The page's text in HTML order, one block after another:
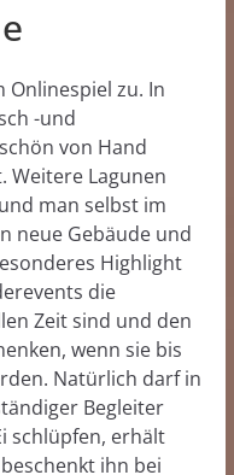
Onlinespiel zu. In
-und
von Hand
Weitere Lagunen
man selbst im
neue Gebäude und
Highlight
die
Zeit sind und den
wenn sie bis
Natürlich darf in
Begleiter
schlüpfen, erhält
ihn bei